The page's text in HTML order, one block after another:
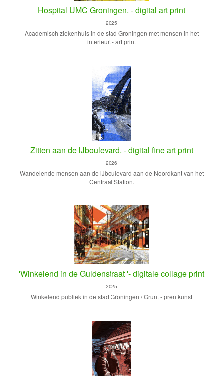
Hospital UMC Groningen. - digital art print
2025
Academisch ziekenhuis in de stad Groningen met mensen in het
interieur. - art print
Zitten aan de IJboulevard. - digital fine art print
2026
Wandelende mensen aan de IJboulevard aan de Noordkant van het
Centraal Station.
'Winkelend in de Guldenstraat '- digitale collage print
2025
Winkelend publiek in de stad Groningen / Grun. - prentkunst